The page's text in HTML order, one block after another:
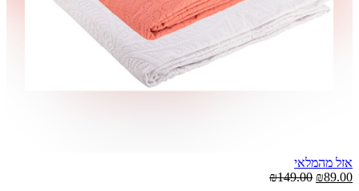
אזל מהמלאי
₪89.00
₪149.00